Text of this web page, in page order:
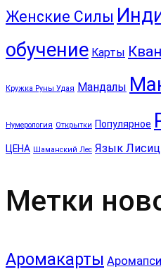
Женские Силы
обучение Карты
Кружка Руны Удая Мандалы
Нумерология Открытки Популярное
ЦЕНА Шаманский Лес Язык Лисиц
Метки
Аромакарты